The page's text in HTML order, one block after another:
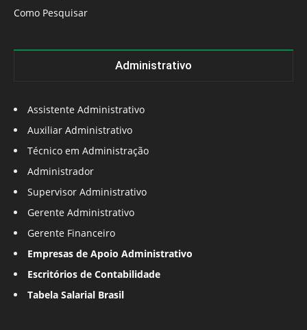
Como Pesquisar
Administrativo
Assistente Administrativo
Auxiliar Administrativo
Técnico em Administração
Administrador
Supervisor Administrativo
Gerente Administrativo
Gerente Financeiro
Empresas de Apoio Administrativo
Escritórios de Contabilidade
Tabela Salarial Brasil